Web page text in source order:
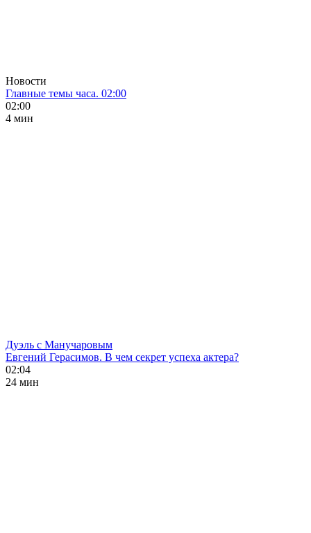
Новости
Главные темы часа. 02:00
02:00
4 мин
Дуэль с Манучаровым
Евгений Герасимов. В чем секрет успеха актера?
02:04
24 мин